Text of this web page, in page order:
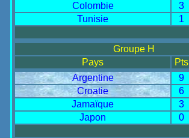
Colombie
3
Tunisie
1
Groupe H
Pays
Pts
Argentine
9
Croatie
6
Jamaïque
3
Japon
0